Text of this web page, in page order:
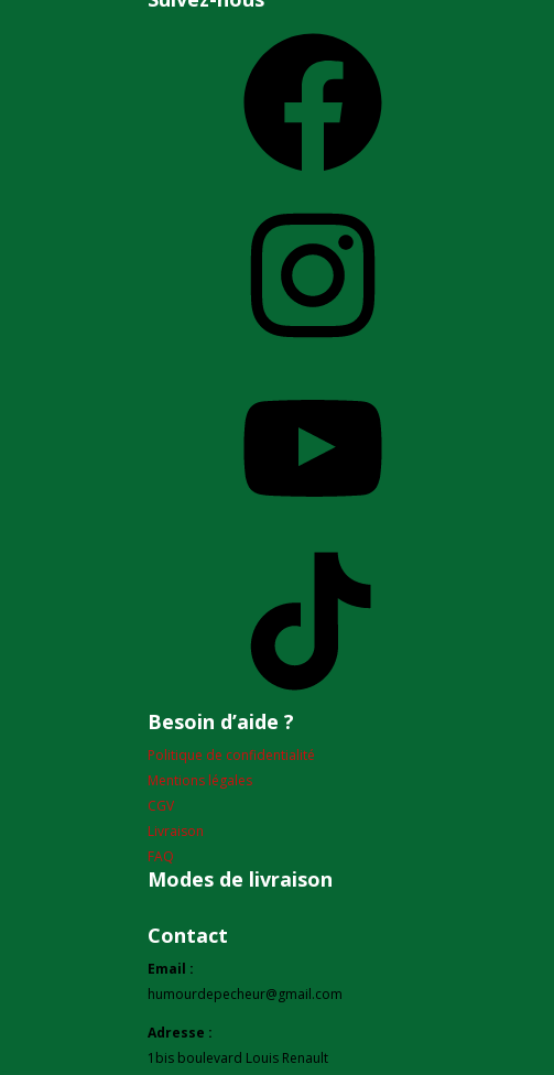
Besoin d’aide ?
Politique de confidentialité
Mentions légales
CGV
Livraison
FAQ
Modes de livraison
Contact
Email :
humourdepecheur@gmail.com
Adresse :
1bis boulevard Louis Renault